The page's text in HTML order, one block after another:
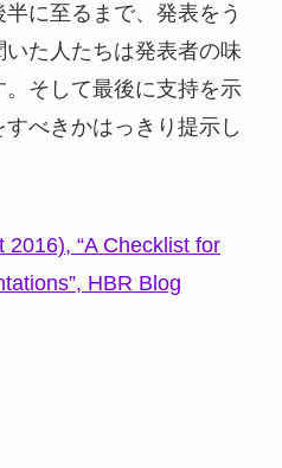
に至るまで、発表をう
た人たちは発表者の味
そして最後に支持を示
べきかはっきり提示し
2016), “A Checklist for
HBR Blog